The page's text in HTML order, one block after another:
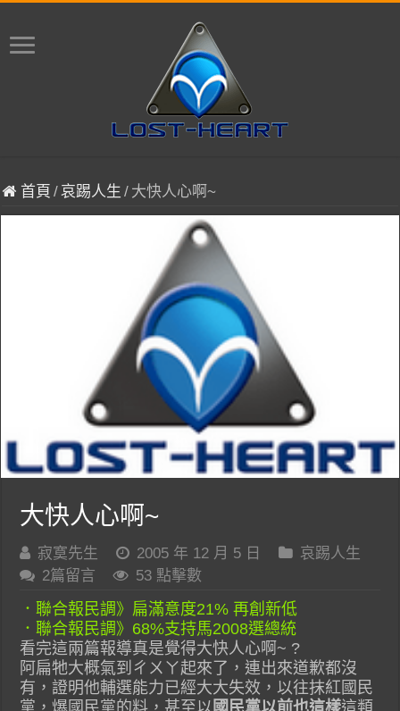
首頁 /哀踢人生 / 大快人心啊~
大快人心啊~
寂寞先生 2005 年 12 月 5 日
哀踢人生
2篇留言
53 點擊數
．聯合報民調》扁滿意度21% 再創新低
．聯合報民調》68%支持馬2008選總統
看完這兩篇報導真是覺得大快人心啊~ ?
阿扁牠大概氣到ㄔㄨㄚ起來了，連出來道歉都沒
有，證明他輔選能力已經大大失效，以往抹紅國民
黨，爆國民黨的料，甚至以 國民黨以前也這樣這類